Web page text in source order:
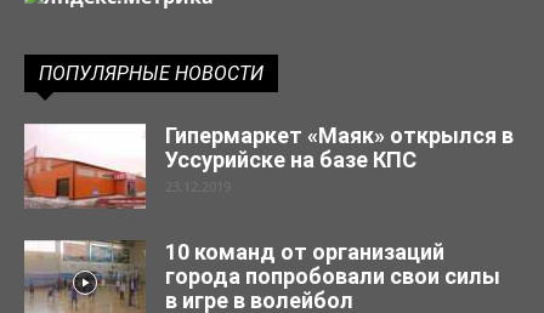
ПОПУЛЯРНЫЕ НОВОСТИ
Гипермаркет «Маяк» открылся в
Уссурийске на базе КПС
23.12.2019
10 команд от организаций
города попробовали свои силы
в игре в волейбол